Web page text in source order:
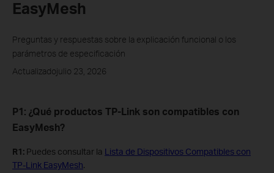
EasyMesh
Preguntas y respuestas sobre la explicación funcional o los
parámetros de especificación
Actualizadojulio 23, 2026
P1: ¿Qué productos TP-Link son compatibles con
EasyMesh?
R1: Puedes consultar la Lista de Dispositivos Compatibles con
TP-Link EasyMesh.